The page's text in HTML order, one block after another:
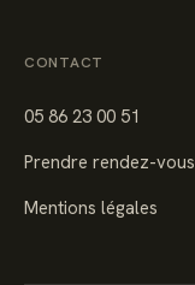
CONTACT
05 86 23 00 51
Prendre rendez-vous
Mentions légales